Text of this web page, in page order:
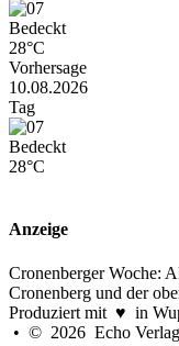
Bedeckt
28°C
Vorhersage
10.08.2026
Tag
Bedeckt
28°C
Anzeige
Cronenberger Woche:
Cronenberg und der
Produziert mit ♥ in
• © 2026 Echo